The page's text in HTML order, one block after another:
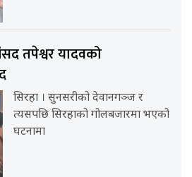
तपेश्वर यादवको
सिरहा । सुनसरीको देवानगञ्ज र
त्यसपछि सिरहाको गोलबजारमा भएको
घटनामा